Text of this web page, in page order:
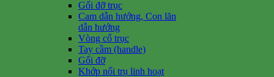
Gối đỡ trục
Cam dẫn hướng, Con lăn
dẫn hướng
Vòng cổ trục
Tay cầm (handle)
Gối đỡ
Khớp nối trụ linh hoạt